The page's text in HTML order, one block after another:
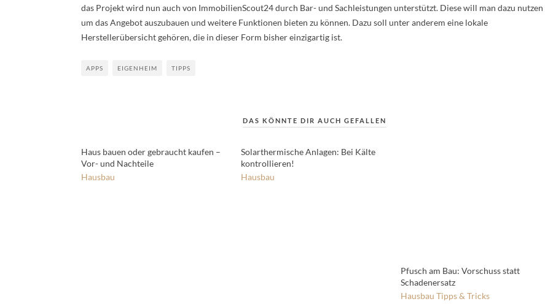
das Projekt wird nun auch von ImmobilienScout24 durch Bar- und Sachleistungen unterstützt. Diese will man dazu nutzen
um das Angebot auszubauen und weitere Funktionen bieten zu können. Dazu soll unter anderem eine lokale
Herstellerübersicht gehören, die in dieser Form bisher einzigartig ist.
APPS EIGENHEIM TIPPS
DAS KÖNNTE DIR AUCH GEFALLEN
Haus bauen oder gebraucht kaufen –
Vor- und Nachteile
Hausbau
Solarthermische Anlagen: Bei Kälte
kontrollieren!
Hausbau
Pfusch am Bau: Vorschuss statt
Schadenersatz
Hausbau Tipps & Tricks